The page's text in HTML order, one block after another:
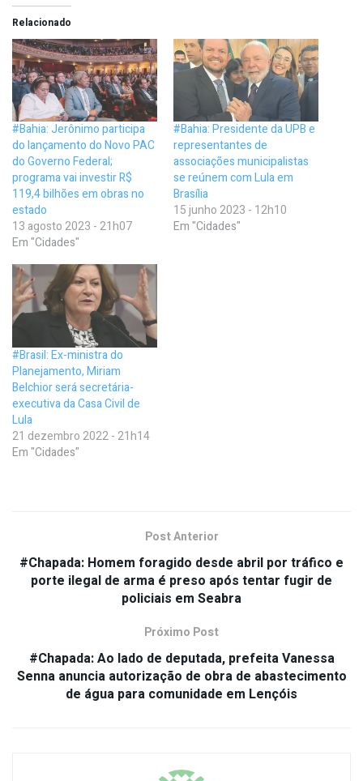
Relacionado
#Bahia: Jerônimo participa
do lançamento do Novo PAC
do Governo Federal;
programa vai investir R$
119,4 bilhões em obras no
estado
13 agosto 2023 - 21h07
Em "Cidades"
#Bahia: Presidente da UPB e
representantes de
associações municipalistas
se reúnem com Lula em
Brasília
15 junho 2023 - 12h10
Em "Cidades"
#Brasil: Ex-ministra do
Planejamento, Miriam
Belchior será secretária-
executiva da Casa Civil de
Lula
21 dezembro 2022 - 21h14
Em "Cidades"
Post Anterior
#Chapada: Homem foragido desde abril por tráfico e
porte ilegal de arma é preso após tentar fugir de
policiais em Seabra
Próximo Post
#Chapada: Ao lado de deputada, prefeita Vanessa
Senna anuncia autorização de obra de abastecimento
de água para comunidade em Lençóis